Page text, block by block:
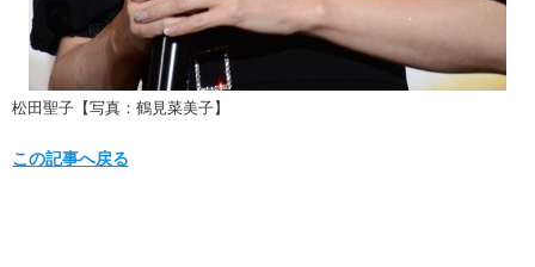
松田聖子【写真：鶴見菜美子】
この記事へ戻る